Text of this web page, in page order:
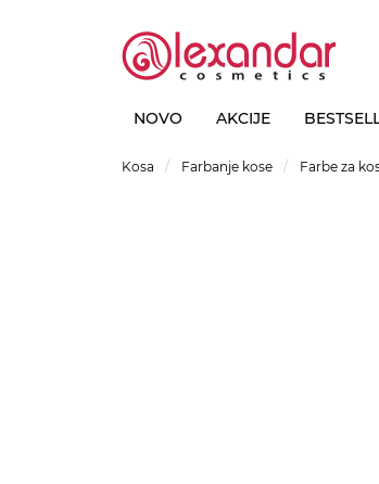
NOVO AKCIJE
Kosa Farbanje kose Farbe za